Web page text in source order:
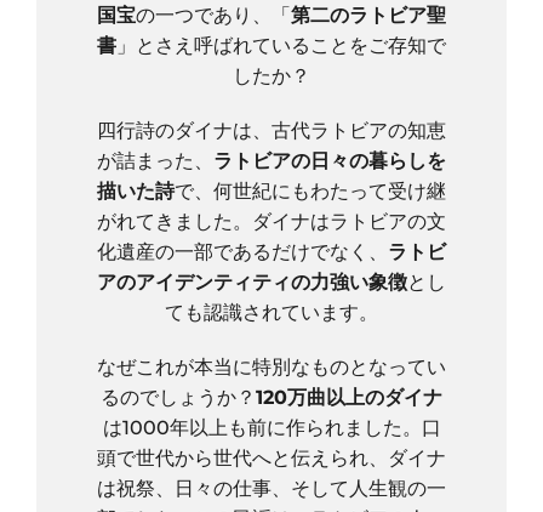
国宝の一つであり、「第二のラトビア聖
書 」とさえ呼ばれていることをご存知で
したか？
四行詩のダイナは、古代ラトビアの知恵
が詰まった、 ラトビアの日々の暮らしを
描いた詩で、何世紀にもわたって受け継
がれてきました。ダイナはラトビアの文
化遺産の一部であるだけでなく、 ラトビ
アのアイデンティティの力強い象徴とし
ても認識されています。
なぜこれが本当に特別なものとなってい
るのでしょうか？ 120万曲以上のダイナ
は1000年以上も前に作られました。口
頭で世代から世代へと伝えられ、ダイナ
は祝祭、日々の仕事、そして人生観の一